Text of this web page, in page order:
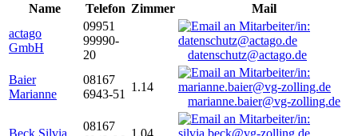
Name
Telefon Zimmer
Mail
actago
GmbH
09951
99990-
20
datenschutz@actago.de
Baier
Marianne
08167
6943-51
1.14
marianne.baier@vg-zolling.de
08167